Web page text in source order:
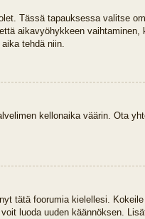
Tässä tapauksessa valitse
aikavyöhykkeen
tehdä niin.
kellonaika väärin. Ota
tätä foorumia kielellesi.
luoda uuden käännöksen.